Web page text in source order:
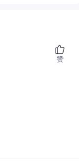
赞